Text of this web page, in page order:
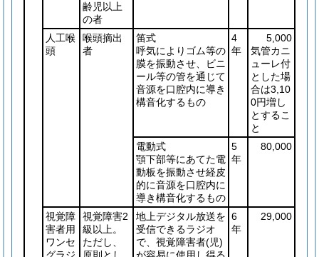
齢児以上
の者
人工喉
頭
喉頭摘出
者
笛式
呼気によりゴム等の
膜を振動させ、ビニ
ール等の管を通じて
音源を口腔内に導き
構音化するもの
4
年
5,000
気管カニ
ューレ付
とした場
合は3,10
0円増し
とするこ
と
電動式
顎下部等にあてた電
動板を振動させ経皮
的に音源を口腔内に
導き構音化するもの
5
年
80,000
視覚障
害者用
ワンセ
視覚障害2
級以上。
ただし、
地上デジタル放送を
受信できるラジオ
で、視覚障害者(児)
6
年
29,000